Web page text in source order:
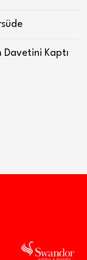
Davetini Kaptı